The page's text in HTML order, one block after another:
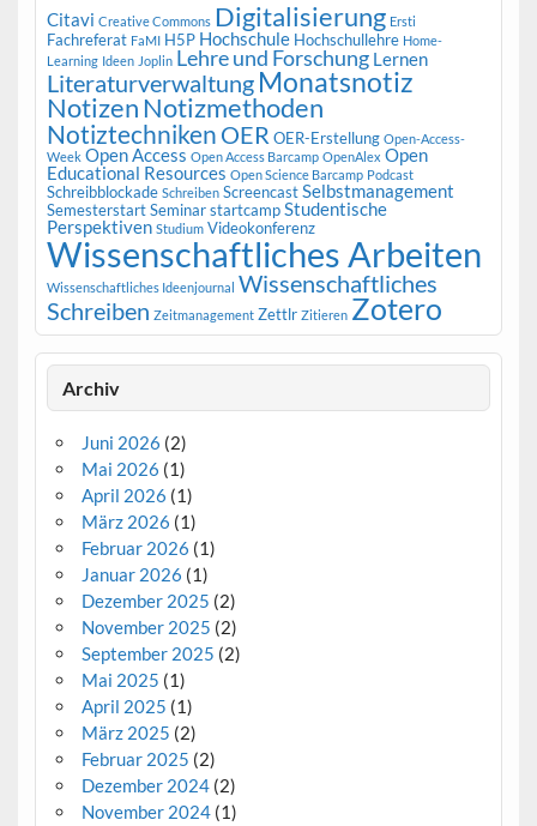
Citavi Creative Commons Digitalisierung Ersti
Fachreferat FaMI H5P Hochschule Hochschullehre Home-
Learning Ideen Joplin Lehre und Forschung Lernen
Literaturverwaltung Monatsnotiz
Notizen Notizmethoden
Notiztechniken OER OER-Erstellung Open-Access-
Week Open Access Open Access Barcamp OpenAlex Open
Educational Resources Open Science Barcamp Podcast
Schreibblockade Schreiben ScreencastSelbstmanagement
SemesterstartSeminarstartcampStudentische
Perspektiven Studium Videokonferenz
Wissenschaftliches Arbeiten
Wissenschaftliches Ideenjournal Wissenschaftliches
Schreiben Zeitmanagement Zettlr Zitieren Zotero
Archiv
Juni 2026 (2)
Mai 2026 (1)
April 2026 (1)
März 2026 (1)
Februar 2026 (1)
Januar 2026 (1)
Dezember 2025 (2)
November 2025 (2)
September 2025 (2)
Mai 2025 (1)
April 2025 (1)
März 2025 (2)
Februar 2025 (2)
Dezember 2024(2)
November 2024(1)